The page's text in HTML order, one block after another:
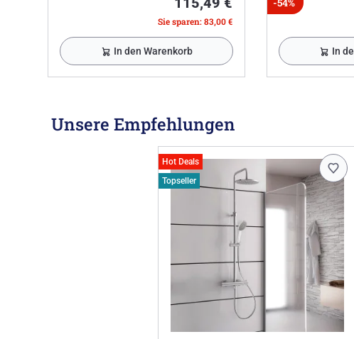
Sie sparen: 83,00 €
In den Warenkorb In
Unsere Empfehlungen
Hot Deals
Topseller